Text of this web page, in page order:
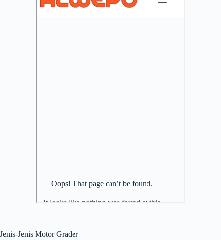
Jenis-Jenis Motor Grader